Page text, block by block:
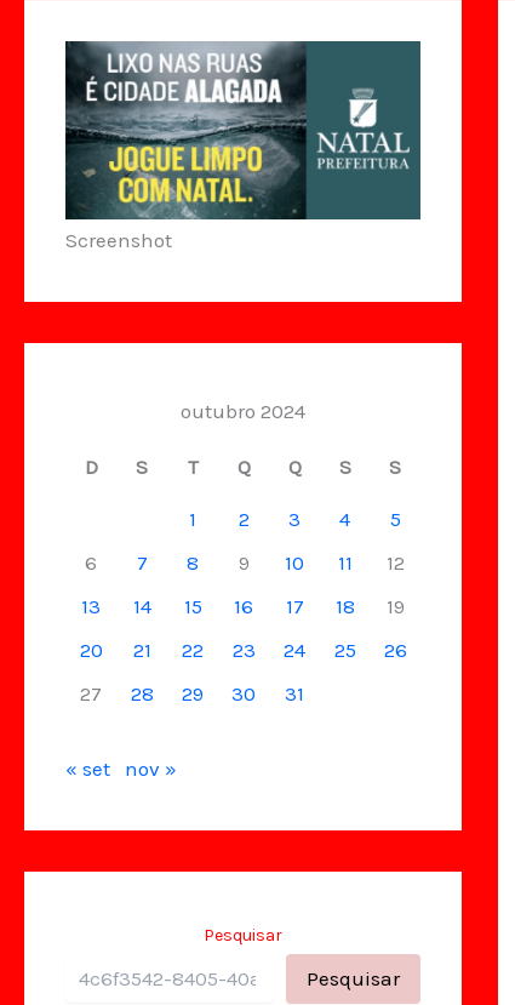
Screenshot
outubro 2024
D S T Q Q S S
1 2 3 4
5
6
7 8 9 10 11
12
13
14 15 16 17 18
19
20
21 22 23 24 25
26
27
28 29 30 31
« set nov »
Pesquisar
Pesquisar